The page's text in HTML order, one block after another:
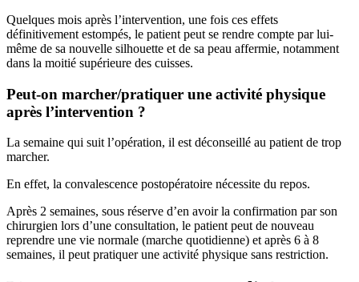
Quelques mois après l’intervention, une fois ces effets
définitivement estompés, le patient peut se rendre compte par lui-
même de sa nouvelle silhouette et de sa peau affermie, notamment
dans la moitié supérieure des cuisses.
Peut-on marcher/pratiquer une activité physique
après l’intervention ?
La semaine qui suit l’opération, il est déconseillé au patient de trop
marcher.
En effet, la convalescence postopératoire nécessite du repos.
Après 2 semaines, sous réserve d’en avoir la confirmation par son
chirurgien lors d’une consultation, le patient peut de nouveau
reprendre une vie normale (marche quotidienne) et après 6 à 8
semaines, il peut pratiquer une activité physique sans restriction.